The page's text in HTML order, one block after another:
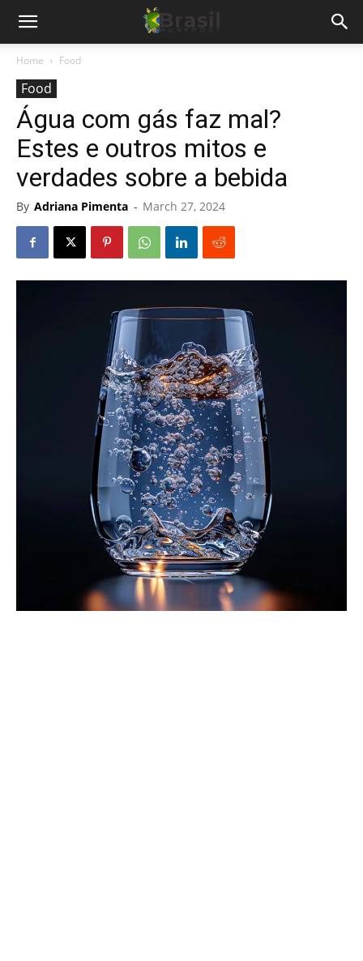
Home Food
Food
Água com gás faz mal?
Estes e outros mitos e
verdades sobre a bebida
By Adriana Pimenta - March 27, 2024